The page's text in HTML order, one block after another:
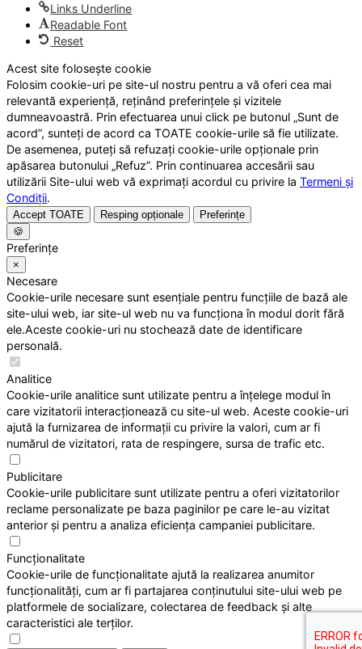
Links Underline
Readable Font
Reset
Acest site folosește cookie
Folosim cookie-uri pe site-ul nostru pentru a vă oferi cea mai
relevantă experiență, reținând preferințele și vizitele
dumneavoastră. Prin efectuarea unui click pe butonul „Sunt de
acord”, sunteți de acord ca TOATE cookie-urile să fie utilizate.
De asemenea, puteți să refuzați cookie-urile opționale prin
apăsarea butonului „Refuz”. Prin continuarea accesării sau
utilizării Site-ului web vă exprimați acordul cu privire la Termeni și
Condiții.
Accept TOATE Resping opționale
Preferințe
🍪
Preferințe
×
Necesare
Cookie-urile necesare sunt esențiale pentru funcțiile de bază ale
site-ului web, iar site-ul web nu va funcționa în modul dorit fără
ele.Aceste cookie-uri nu stochează date de identificare
personală.
Analitice
Cookie-urile analitice sunt utilizate pentru a înțelege modul în
care vizitatorii interacționează cu site-ul web. Aceste cookie-uri
ajută la furnizarea de informații cu privire la valori, cum ar fi
numărul de vizitatori, rata de respingere, sursa de trafic etc.
Publicitare
Cookie-urile publicitare sunt utilizate pentru a oferi vizitatorilor
reclame personalizate pe baza paginilor pe care le-au vizitat
anterior și pentru a analiza eficiența campaniei publicitare.
Funcționalitate
Cookie-urile de funcționalitate ajută la realizarea anumitor
funcționalități, cum ar fi partajarea conținutului site-ului web pe
platformele de socializare, colectarea de feedback și alte
caracteristici ale terților.